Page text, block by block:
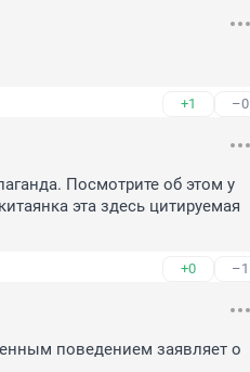
+1 –0
Посмотрите об этом у
эта здесь цитируемая
+0 –1
поведением заявляет о